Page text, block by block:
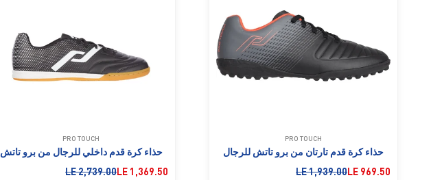
PRO TOUCH
حذاء كرة قدم تارتان من برو تاتش للرجال
السعر بعد الخصم
LE 969.50السعر قبل الخصم
LE 1,939.00
PRO TOUCH
حذاء كرة قدم داخلي للرجال من برو تاتش
السعر بعد الخصم
LE 1,369.50السعر قبل الخصم
LE 2,739.00